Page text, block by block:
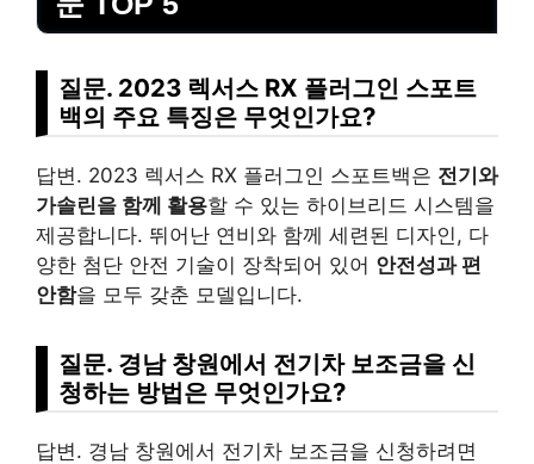
질문. 2023 렉서스 RX 플러그인 스포트
백의 주요 특징은 무엇인가요?
답변. 2023 렉서스 RX 플러그인 스포트백은 전기와
가솔린을 함께 활용할 수 있는 하이브리드 시스템을
제공합니다. 뛰어난 연비와 함께 세련된 디자인, 다
양한 첨단 안전 기술이 장착되어 있어 안전성과 편
안함을 모두 갖춘 모델입니다.
질문. 경남 창원에서 전기차 보조금을 신
청하는 방법은 무엇인가요?
답변. 경남 창원에서 전기차 보조금을 신청하려면